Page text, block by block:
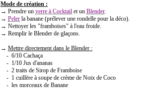
Mode de création :
→ Prendre un verre à Cocktail et un Blender.
→ Peler la banane (prélever une rondelle pour la déco).
→ Nettoyer les "framboises" à l'eau froide.
→ Remplir le Blender de glaçons.
→ Mettre directement dans le Blender :
- 6/10 Cachaça
- 1/10 Jus d'ananas
- 2 traits de Sirop de Framboise
- 1 cuillère à soupe de crème de Noix de Coco
- les morceaux de Banane